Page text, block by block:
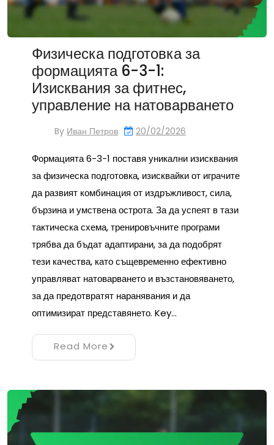
Физическа подготовка за
формацията 6-3-1:
Изисквания за фитнес,
управление на натоварването
By Иван Петров 20/02/2026
Формацията 6-3-1 поставя уникални изисквания
за физическа подготовка, изисквайки от играчите
да развият комбинация от издръжливост, сила,
бързина и умствена острота. За да успеят в тази
тактическа схема, тренировъчните програми
трябва да бъдат адаптирани, за да подобрят
тези качества, като същевременно ефективно
управляват натоварването и възстановяването,
за да предотвратят наранявания и да
оптимизират представянето. Key…
Read More